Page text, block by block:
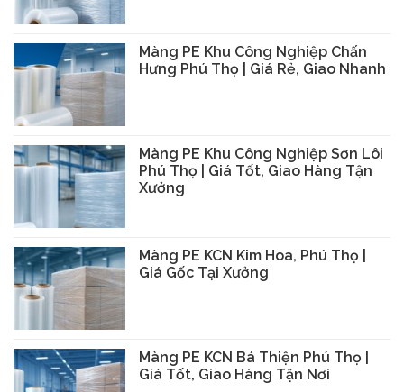
Màng PE Khu Công Nghiệp Chấn
Hưng Phú Thọ | Giá Rẻ, Giao Nhanh
Màng PE Khu Công Nghiệp Sơn Lôi
Phú Thọ | Giá Tốt, Giao Hàng Tận
Xưởng
Màng PE KCN Kim Hoa, Phú Thọ |
Giá Gốc Tại Xưởng
Màng PE KCN Bá Thiện Phú Thọ |
Giá Tốt, Giao Hàng Tận Nơi